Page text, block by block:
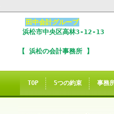
※
田中会計グループ
浜松市中央区高林3-12-13
【 浜松の会計事務所 】
TOP 5つの約束 事務